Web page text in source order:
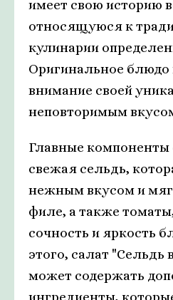
имеет свою историю
относящуюся к
кулинарии
Оригинальное блюдо
внимание своей
неповторимым
Главные компоненты
свежая сельдь,
нежным вкусом и
филе, а также
сочность и яркость
этого, салат "Сельдь
может содержать